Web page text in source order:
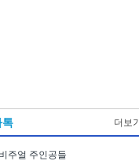
더보기
주얼 주인공들